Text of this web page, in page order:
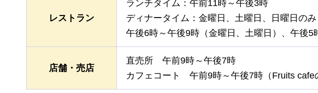
レストラン
ランチタイム：午前11時～午後3時
ディナータイム：金曜日、土曜日、日曜日のみ
午後6時～午後9時（金曜日、土曜日）、午後5
店舗・売店
直売所
午前9時～午後7時
カフェコート
午前9時～午後7時（Fruits cafe